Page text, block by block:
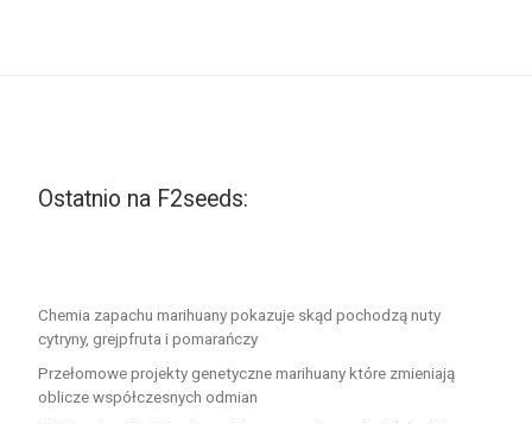
Ostatnio na F2seeds:
Chemia zapachu marihuany pokazuje skąd pochodzą nuty
cytryny, grejpfruta i pomarańczy
Przełomowe projekty genetyczne marihuany które zmieniają
oblicze współczesnych odmian